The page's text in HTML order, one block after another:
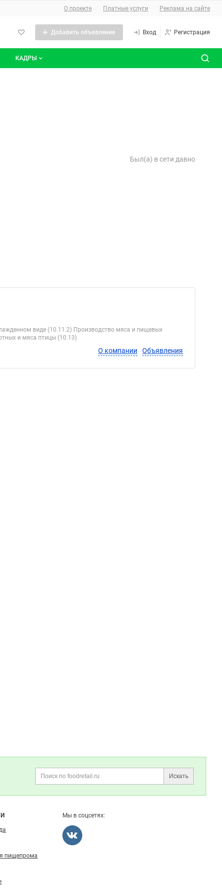
О сайте
О проекте Платные услуги Реклама на сайте
Добавить объявление Вход Регистрация
КАДРЫ
Был(а) в сети давно
виде (10.11.2) Производство мяса и пищевых
и мяса птицы (10.13)
О компании Объявления
Искать
пищепрома
Мы в соцсетях: